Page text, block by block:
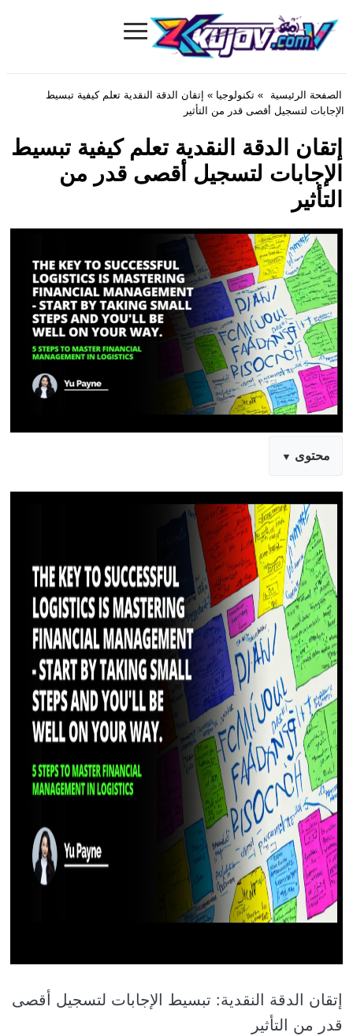
Kujov.com
≡
الصفحة الرئيسية » تكنولوجيا » إتقان الدقة النقدية تعلم كيفية تبسيط
الإجابات لتسجيل أقصى قدر من التأثير
إتقان الدقة النقدية تعلم كيفية تبسيط
الإجابات لتسجيل أقصى قدر من
التأثير
محتوى
إتقان الدقة النقدية: تبسيط الإجابات لتسجيل أقصى
قدر من التأثير